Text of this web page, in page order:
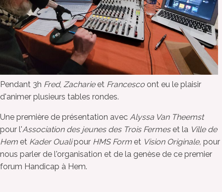
Pendant 3h Fred, Zacharieet Francesco ont eu le plaisir
d'animer plusieurs tables rondes.
Une première de présentation avec Alyssa Van Theemst
pour l'Association des jeunes des Trois Fermeset la Ville de
Hem et Kader Oualipour HMS Form et Vision Originale, pour
nous parler de l'organisation et de la genèse de ce premier
forum Handicap à Hem.